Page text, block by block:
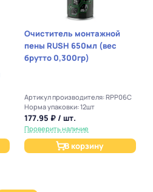
Очиститель монтажной
пены RUSH 650мл (вес
брутто 0,300гр)
Артикул производителя: RPP06C
Норма упаковки: 12шт
177.95 ₽ / шт.
Проверить наличие
В корзину